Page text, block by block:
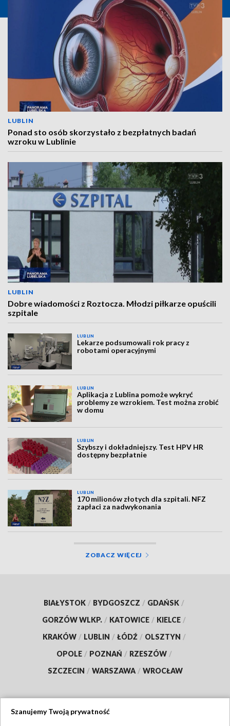
LUBLIN
Ponad sto osób skorzystało z bezpłatnych badań
wzroku w Lublinie
LUBLIN
Dobre wiadomości z Roztocza. Młodzi piłkarze opuścili
szpitale
LUBLIN
Lekarze podsumowali rok pracy z
robotami operacyjnymi
LUBLIN
Aplikacja z Lublina pomoże wykryć
problemy ze wzrokiem. Test można zrobić
w domu
LUBLIN
Szybszy i dokładniejszy. Test HPV HR
dostępny bezpłatnie
LUBLIN
170 milionów złotych dla szpitali. NFZ
zapłaci za nadwykonania
ZOBACZ WIĘCEJ
BIAŁYSTOK / BYDGOSZCZ / GDAŃSK /
GORZÓW WLKP. / KATOWICE / KIELCE /
KRAKÓW / LUBLIN / ŁÓDŹ / OLSZTYN /
OPOLE / POZNAŃ / RZESZÓW /
SZCZECIN / WARSZAWA / WROCŁAW
Szanujemy Twoją prywatność